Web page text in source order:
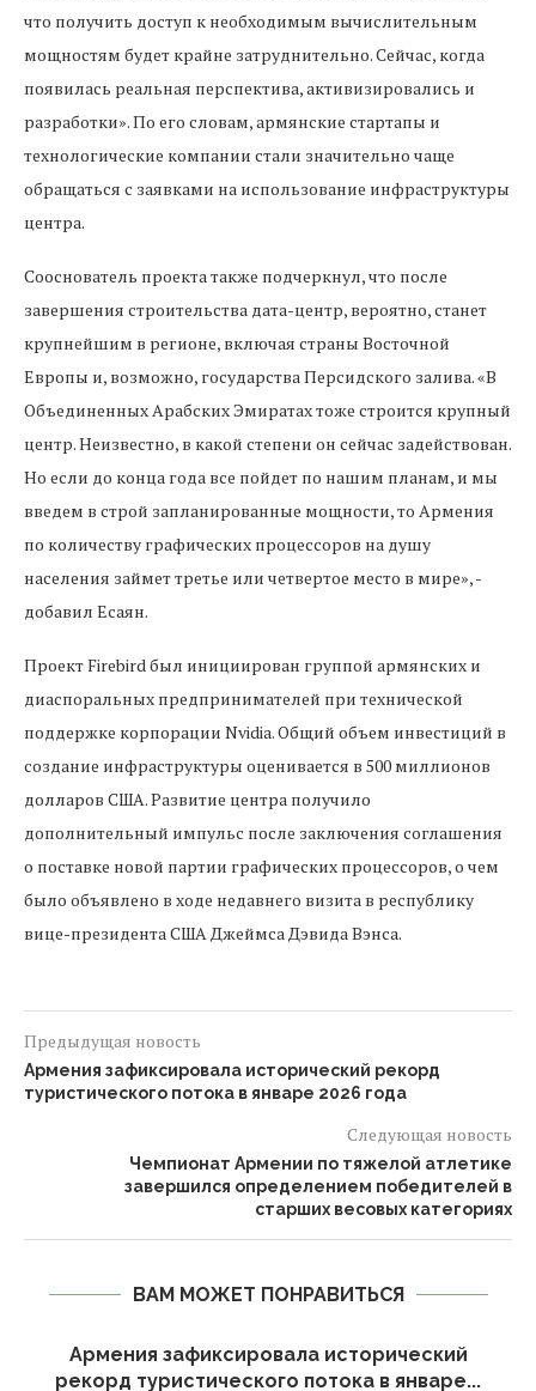
что получить доступ к необходимым вычислительным
мощностям будет крайне затруднительно. Сейчас, когда
появилась реальная перспектива, активизировались и
разработки». По его словам, армянские стартапы и
технологические компании стали значительно чаще
обращаться с заявками на использование инфраструктуры
центра.
Сооснователь проекта также подчеркнул, что после
завершения строительства дата-центр, вероятно, станет
крупнейшим в регионе, включая страны Восточной
Европы и, возможно, государства Персидского залива. «В
Объединенных Арабских Эмиратах тоже строится крупный
центр. Неизвестно, в какой степени он сейчас задействован.
Но если до конца года все пойдет по нашим планам, и мы
введем в строй запланированные мощности, то Армения
по количеству графических процессоров на душу
населения займет третье или четвертое место в мире», -
добавил Есаян.
Проект Firebird был инициирован группой армянских и
диаспоральных предпринимателей при технической
поддержке корпорации Nvidia. Общий объем инвестиций в
создание инфраструктуры оценивается в 500 миллионов
долларов США. Развитие центра получило
дополнительный импульс после заключения соглашения
о поставке новой партии графических процессоров, о чем
было объявлено в ходе недавнего визита в республику
вице-президента США Джеймса Дэвида Вэнса.
Предыдущая новость
Армения зафиксировала исторический рекорд
туристического потока в январе 2026 года
Следующая новость
Чемпионат Армении по тяжелой атлетике
завершился определением победителей в
старших весовых категориях
ВАМ МОЖЕТ ПОНРАВИТЬСЯ
Армения зафиксировала исторический
рекорд туристического потока в январе...